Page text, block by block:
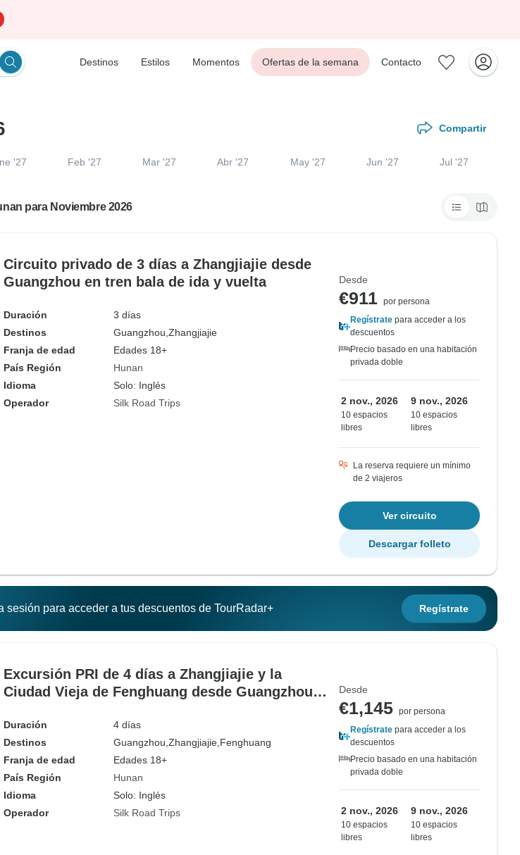
Destinos Estilos Momentos Ofertas de la semana Contacto
Compartir
'27 Feb '27 Mar '27 Abr '27 May '27 Jun '27 Jul '27
para Noviembre 2026
Circuito privado de 3 días a Zhangjiajie desde
Guangzhou en tren bala de ida y vuelta
Duración
3 días
Destinos
Guangzhou, Zhangjiajie
Franja de edad
Edades 18+
País Región
Hunan
Idioma
Solo: Inglés
Operador
Silk Road Trips
Desde
€911 por persona
Regístrate para acceder a los
descuentos
Precio basado en una habitación
privada doble
2 nov., 2026
10 espacios
libres
9 nov., 2026
10 espacios
libres
La reserva requiere un mínimo
de 2 viajeros
Ver circuito
Descargar folleto
sesión para acceder a tus descuentos de TourRadar+ Regístrate
Excursión PRI de 4 días a Zhangjiajie y la
Ciudad Vieja de Fenghuang desde Guangzhou
Duración
4 días
Destinos
Guangzhou, Zhangjiajie, Fenghuang
Franja de edad
Edades 18+
País Región
Hunan
Idioma
Solo: Inglés
Operador
Silk Road Trips
Desde
€1,145 por persona
Regístrate para acceder a los
descuentos
Precio basado en una habitación
privada doble
2 nov., 2026
10 espacios
libres
9 nov., 2026
10 espacios
libres